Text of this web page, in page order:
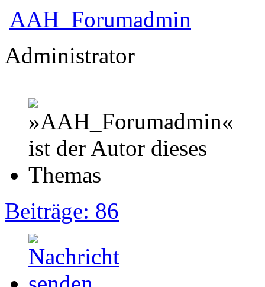
AAH_Forumadmin
Administrator
Beiträge: 86